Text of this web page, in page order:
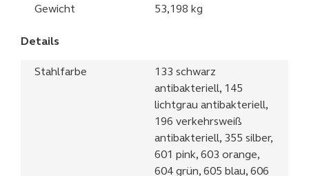
Gewicht 53,198 kg
Details
Stahlfarbe
133 schwarz
antibakteriell, 145
lichtgrau antibakteriell,
196 verkehrsweiß
antibakteriell, 355 silber,
601 pink, 603 orange,
604 grün, 605 blau, 606